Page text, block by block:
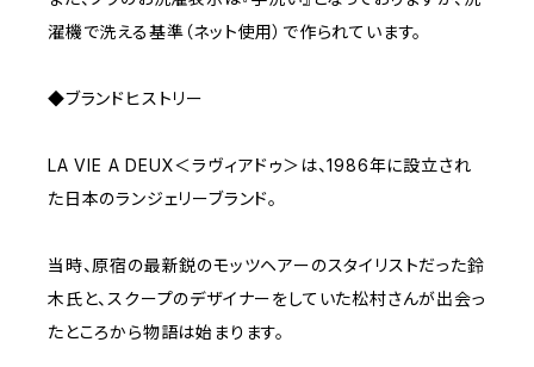
濯機で洗える基準（ネット使用）で作られています。
◆ブランドヒストリー
LA VIE A DEUX＜ラヴィアドゥ＞は、1986年に設立され
た日本のランジェリーブランド。
当時、原宿の最新鋭のモッツヘアーのスタイリストだった鈴
木氏と、スクープのデザイナーをしていた松村さんが出会っ
たところから物語は始まります。